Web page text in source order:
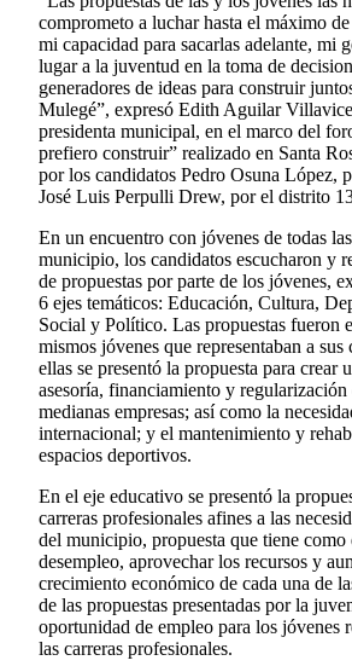
comprometo a luchar hasta el máximo
mi capacidad para sacarlas adelante, mi
lugar a la juventud en la toma de
generadores de ideas para construir
Mulegé”, expresó Edith Aguilar
presidenta municipal, en el marco del
prefiero construir” realizado en Santa
por los candidatos Pedro Osuna López,
José Luis Perpulli Drew, por el distrito
En un encuentro con jóvenes de todas
municipio, los candidatos escucharon y
de propuestas por parte de los jóvenes,
6 ejes temáticos: Educación, Cultura,
Social y Político. Las propuestas fueron
mismos jóvenes que representaban a sus
ellas se presentó la propuesta para crear
asesoría, financiamiento y regularización
medianas empresas; así como la
internacional; y el mantenimiento y
espacios deportivos.
En el eje educativo se presentó la
carreras profesionales afines a las
del municipio, propuesta que tiene
desempleo, aprovechar los recursos y
crecimiento económico de cada una de
de las propuestas presentadas por la
oportunidad de empleo para los jóvenes
las carreras profesionales.